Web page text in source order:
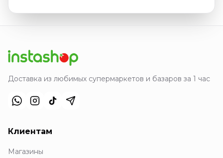
Доставка из любимых супермаркетов и базаров за 1 час
Клиентам
Магазины